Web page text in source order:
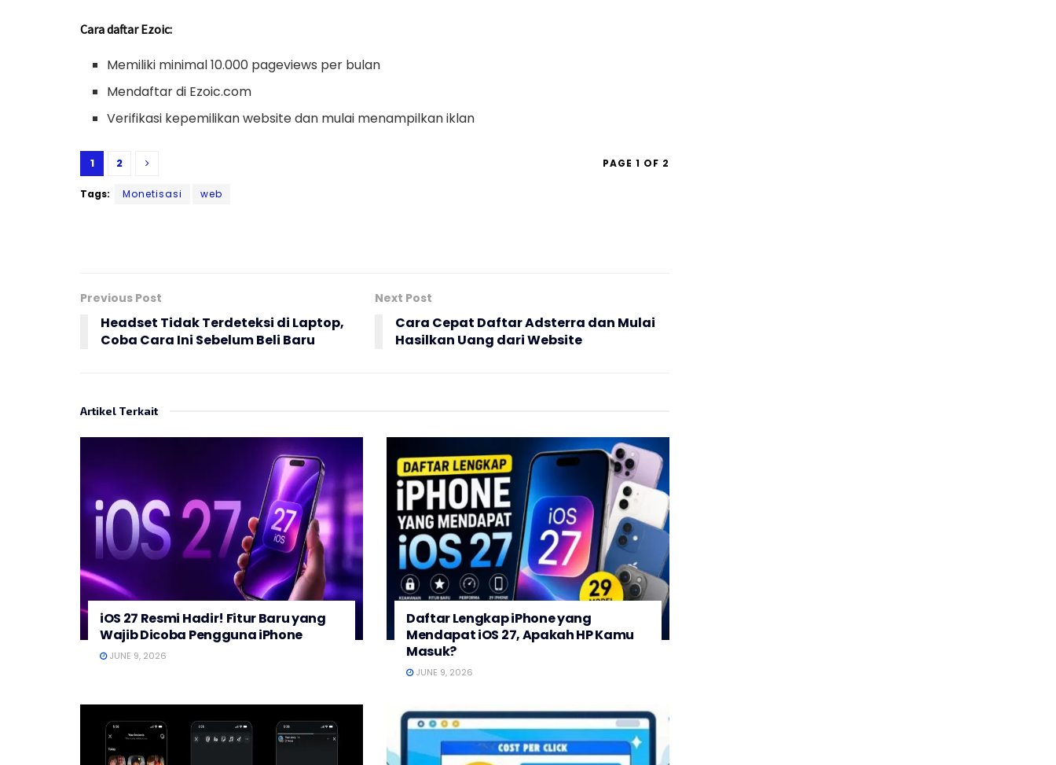
Cara daftar Ezoic:
Memiliki minimal 10.000 pageviews per bulan
Mendaftar di Ezoic.com
Verifikasi kepemilikan website dan mulai menampilkan iklan
PAGE 1 OF 2
1 2
Tags: Monetisasi web
Previous Post
Headset Tidak Terdeteksi di Laptop,
Coba Cara Ini Sebelum Beli Baru
Next Post
Cara Cepat Daftar Adsterra dan Mulai
Hasilkan Uang dari Website
Artikel Terkait
iOS 27 Resmi Hadir! Fitur Baru yang
Wajib Dicoba Pengguna iPhone
JUNE 9, 2026
Daftar Lengkap iPhone yang
Mendapat iOS 27, Apakah HP Kamu
Masuk?
JUNE 9, 2026